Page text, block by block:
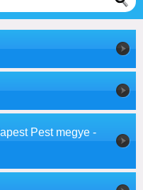
Pest megye -